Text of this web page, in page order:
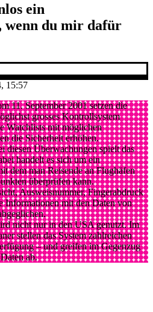
ein
wenn du mir dafür
15:57
11. September 2001 setzen die
grosses Kontrollsystem
Watchlists mit möglichen
die Sicherheit erhöhen.
diesen Überwachungen spielt das
handelt es sich um ein
dem man Reisende an Flughäfen
überprüfen kann.
Ausweisnummer, Fingerabdruck
Informationen mit den Daten von
nicht nur in den USA genutzt. Im
stellen das System zahlreichen
– und greifen im Gegenzug
ab.